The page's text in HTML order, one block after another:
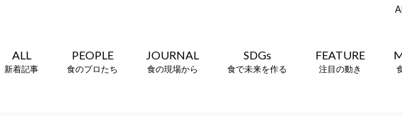
ALL
新着記事
PEOPLE
食のプロたち
JOURNAL
食の現場から
SDGs
食で未来を作る
FEATURE
注目の動き